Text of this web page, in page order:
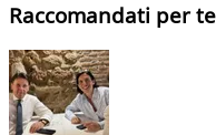
Raccomandati per te